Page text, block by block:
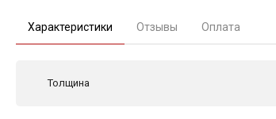
Характеристики Отзывы Оплата
Толщина